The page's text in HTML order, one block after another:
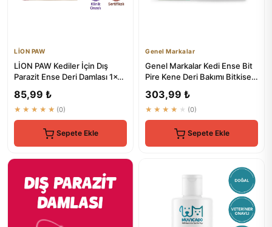
LİON PAW
LİON PAW Kediler İçin Dış
Parazit Ense Deri Damlası 1x1
85,99 ₺
★★★★★ (0)
Sepete Ekle
Genel Markalar
Genel Markalar Kedi Ense Bit
Pire Kene Deri Bakımı Bitkisel
303,99 ₺
★★★★★ (0)
Sepete Ekle